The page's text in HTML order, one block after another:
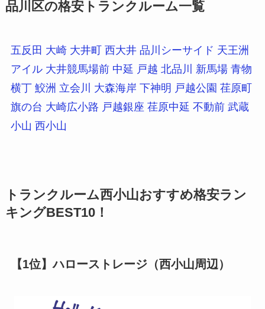
品川区の格安トランクルーム一覧
五反田 大崎 大井町 西大井 品川シーサイド 天王洲
アイル 大井競馬場前 中延 戸越 北品川 新馬場 青物
横丁 鮫洲 立会川 大森海岸 下神明 戸越公園 荏原町
旗の台 大崎広小路 戸越銀座 荏原中延 不動前 武蔵
小山 西小山
トランクルーム西小山おすすめ格安ラン
キングBEST10！
【1位】ハローストレージ（西小山周辺）